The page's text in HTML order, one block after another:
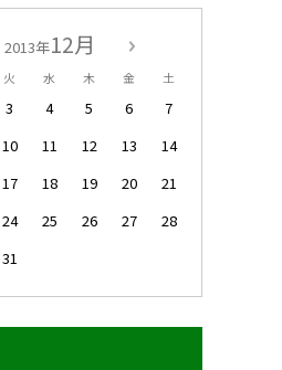
2013年12月
火 水 木 金 土
3 4 5 6
7
10 11 12 13
14
17 18 19 20
21
24 25 26 27
28
31